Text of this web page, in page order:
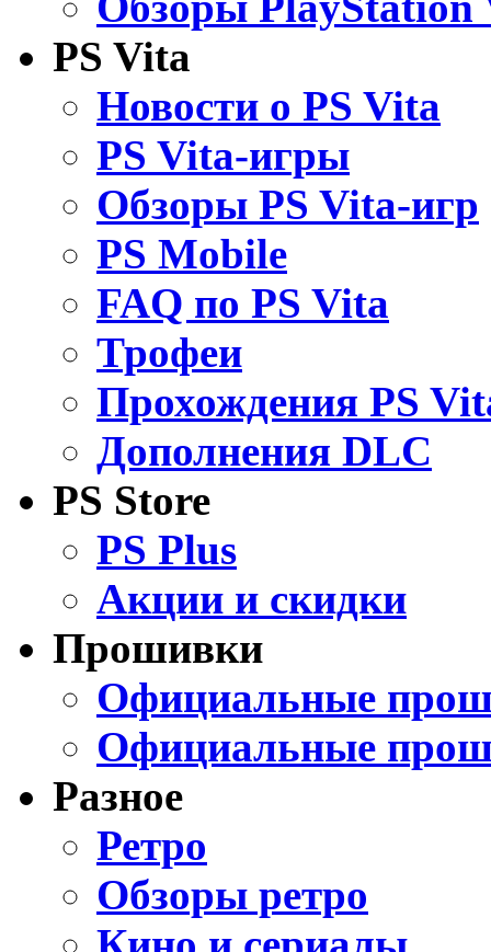
PS Vita
Новости о PS Vita
PS Vita-игры
Обзоры PS Vita-игр
PS Mobile
FAQ по PS Vita
Трофеи
Прохождения PS
Дополнения DLC
PS Store
PS Plus
Акции и скидки
Прошивки
Официальные
Официальные
Разное
Ретро
Обзоры ретро